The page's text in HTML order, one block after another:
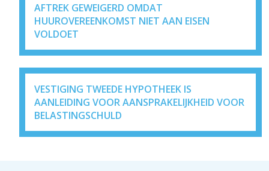
AFTREK GEWEIGERD OMDAT
HUUROVEREENKOMST NIET AAN EISEN
VOLDOET
VESTIGING TWEEDE HYPOTHEEK IS
AANLEIDING VOOR AANSPRAKELIJKHEID VOOR
BELASTINGSCHULD